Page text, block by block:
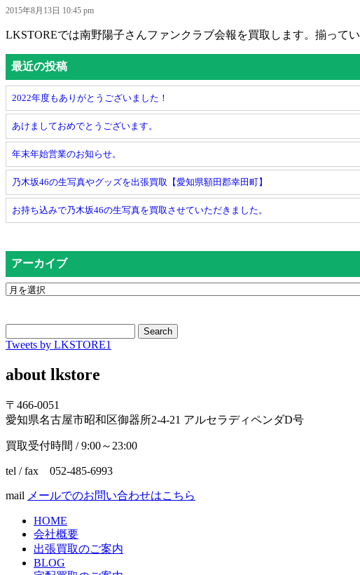
2015年8月13日 10:45 pm
LKSTOREでは南野陽子さんファンクラブ会報を買取します。揃って
最近の投稿
2022年度もありがとうございました！
あけましておめでとうございます。
年末年始営業のお知らせ。
乃木坂46の生写真やグッズを出張買取【愛知県額田郡幸田町】
お持ち込みで乃木坂46の生写真を買取させていただきました。
アーカイブ
Search
Tweets by LKSTORE1
about lkstore
〒466-0051
愛知県名古屋市昭和区御器所2-4-21 アルセラディペンダD号
買取受付時間 / 9:00～23:00
tel / fax 052-485-6993
mail メールでのお問い合わせはこちら
HOME
会社概要
出張買取のご案内
BLOG